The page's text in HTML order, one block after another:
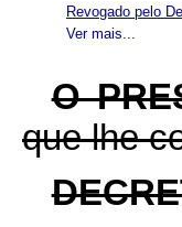
Ver mais...
Revogado pelo
O
que lhe